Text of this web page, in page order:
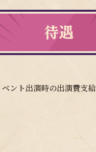
待遇
ント出演時の出演費支給